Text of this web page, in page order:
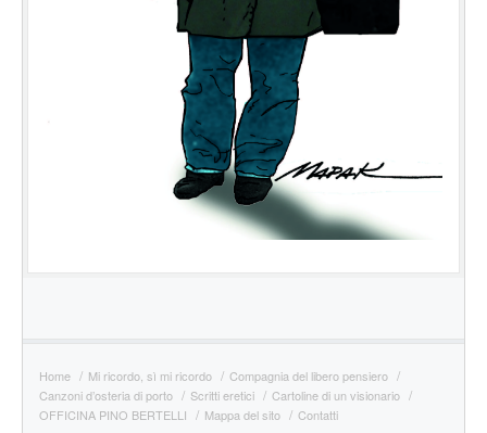
Home Mi ricordo, sì mi ricordo
Compagnia del libero pensiero
Canzoni d’osteria di porto
Scritti eretici
Cartoline di un visionario
OFFICINA PINO BERTELLI
Mappa del sito
Contatti